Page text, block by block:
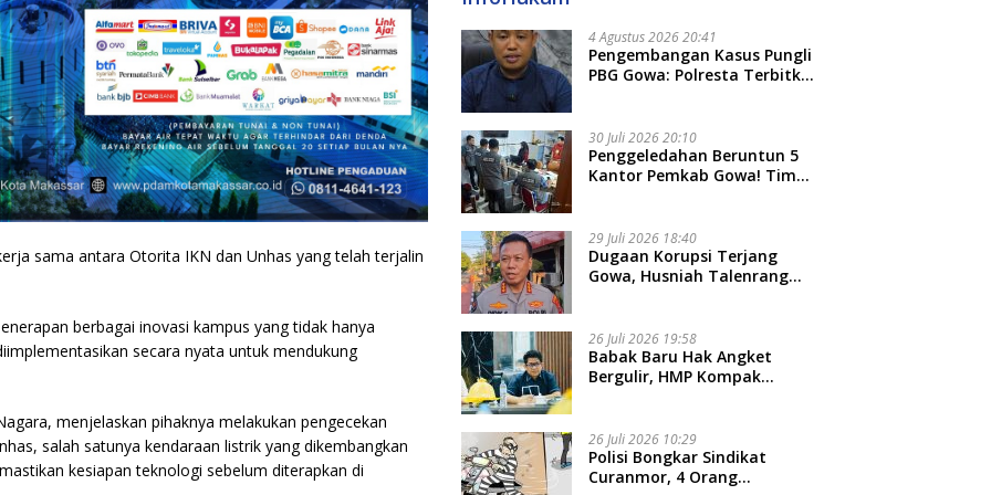
sama antara Otorita IKN dan Unhas yang telah terjalin
berbagai inovasi kampus yang tidak hanya
secara nyata untuk mendukung
menjelaskan pihaknya melakukan pengecekan
salah satunya kendaraan listrik yang dikembangkan
kesiapan teknologi sebelum diterapkan di
4 Agustus 2026 20:41
Pengembangan Kasus Pungli
PBG Gowa: Polresta Terbitkan
30 Juli 2026 20:10
Penggeledahan Beruntun 5
Kantor Pemkab Gowa! Tim
Rp16 Miliar
29 Juli 2026 18:40
Dugaan Korupsi Terjang
Gowa, Husniah Talenrang
26 Juli 2026 19:58
​Babak Baru Hak Angket
Bergulir, HMP Kompak
26 Juli 2026 10:29
Polisi Bongkar Sindikat
Curanmor, 4 Orang